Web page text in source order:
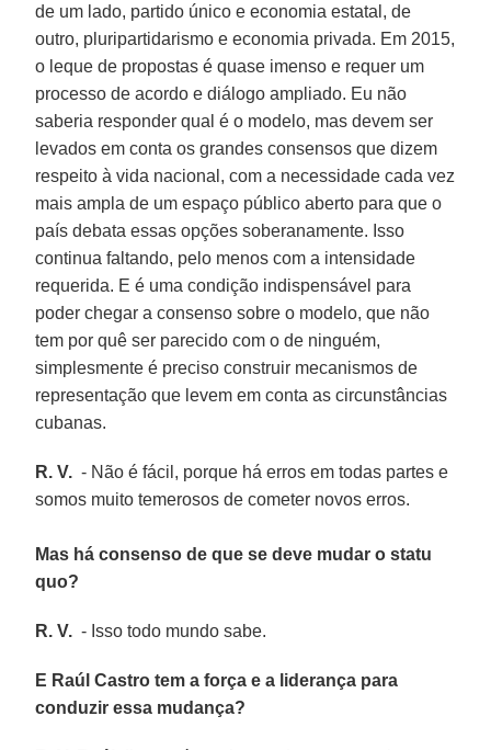
de um lado, partido único e economia estatal, de
outro, pluripartidarismo e economia privada. Em 2015,
o leque de propostas é quase imenso e requer um
processo de acordo e diálogo ampliado. Eu não
saberia responder qual é o modelo, mas devem ser
levados em conta os grandes consensos que dizem
respeito à vida nacional, com a necessidade cada vez
mais ampla de um espaço público aberto para que o
país debata essas opções soberanamente. Isso
continua faltando, pelo menos com a intensidade
requerida. E é uma condição indispensável para
poder chegar a consenso sobre o modelo, que não
tem por quê ser parecido com o de ninguém,
simplesmente é preciso construir mecanismos de
representação que levem em conta as circunstâncias
cubanas.
R. V. - Não é fácil, porque há erros em todas partes e
somos muito temerosos de cometer novos erros.
Mas há consenso de que se deve mudar o statu
quo?
R. V. - Isso todo mundo sabe.
E Raúl Castro tem a força e a liderança para
conduzir essa mudança?